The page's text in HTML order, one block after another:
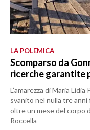
LA POLEMICA
Scomparso da
ricerche garantite
L’amarezza di Maria
svanito nel nulla tre
oltre un mese del corpo
Roccella